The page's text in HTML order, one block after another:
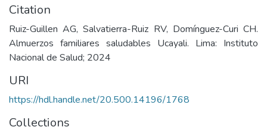
Citation
Ruiz-Guillen AG, Salvatierra-Ruiz RV, Domínguez-Curi CH.
Almuerzos familiares saludables Ucayali. Lima: Instituto
Nacional de Salud; 2024
URI
https://hdl.handle.net/20.500.14196/1768
Collections